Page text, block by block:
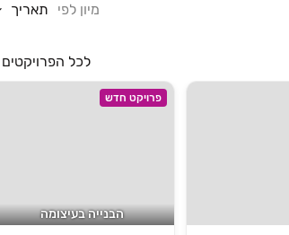
מיון לפי תאריך
לכל הפרויקטים
פרויקט חדש
הבנייה בעיצומה